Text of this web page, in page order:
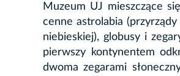
Muzeum UJ mieszczące
cenne astrolabia
niebieskiej), globusy i
pierwszy kontynentem
dwoma zegarami